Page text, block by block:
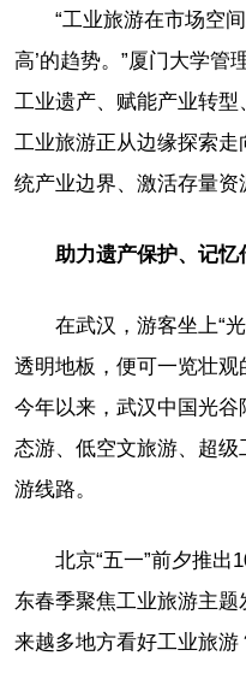
“工业旅游在市场空
高’的趋势。”厦门大学管
工业遗产、赋能产业转型
工业旅游正从边缘探索
统产业边界、激活存量资
助力遗产保护、记忆
在武汉，游客坐上“
透明地板，便可一览壮观
今年以来，武汉中国光
态游、低空文旅游、超
游线路。
北京“五一”前夕推出
东春季聚焦工业旅游主
来越多地方看好工业旅游